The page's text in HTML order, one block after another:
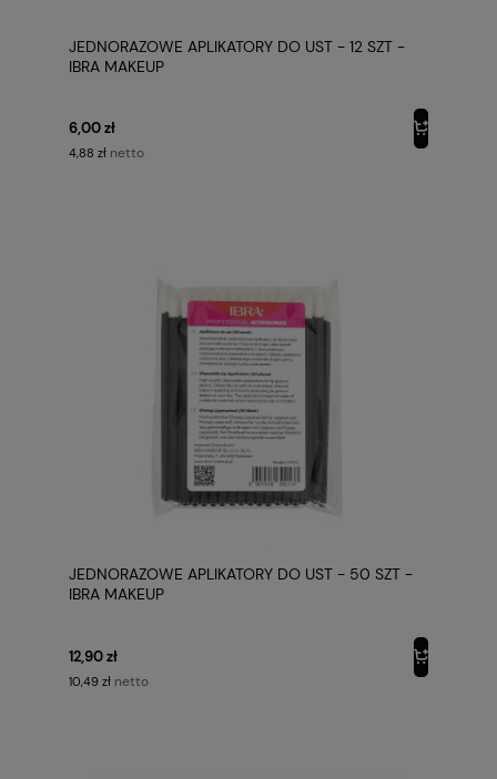
JEDNORAZOWE APLIKATORY DO UST - 12 SZT -
IBRA MAKEUP
6,00 zł
4,88 zł netto
JEDNORAZOWE APLIKATORY DO UST - 50 SZT -
IBRA MAKEUP
12,90 zł
10,49 zł netto